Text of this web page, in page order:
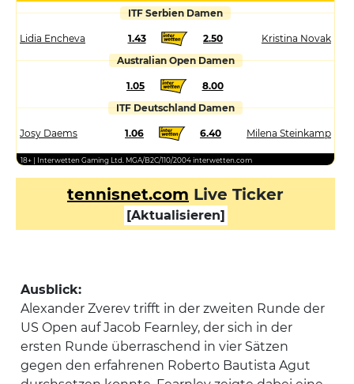
ITF Serbien Damen
Lidia Encheva 1.43 2.50
Kristina Novak
Australian Open Damen
1.05
8.00
ITF Deutschland Damen
Josy Daems 1.06 6.40 Milena Steinkamp
18+ | Interwetten Gaming Ltd. MGA/B2C/110/2004 interwetten.com
tennisnet.com Live Ticker
[Aktualisieren]
Ausblick:
Alexander Zverev trifft in der zweiten Runde der
US Open auf Jacob Fearnley, der sich in der
ersten Runde überraschend in vier Sätzen
gegen den erfahrenen Roberto Bautista Agut